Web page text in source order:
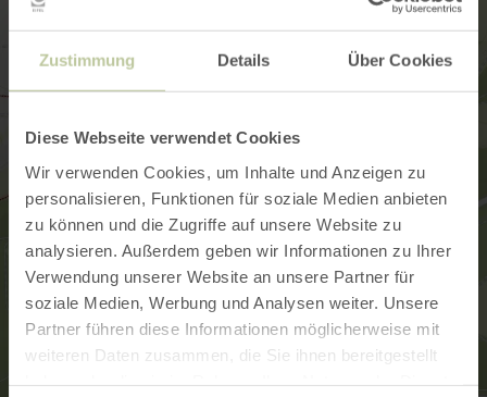
Zustimmung Details Über Cookies
Diese Webseite verwendet Cookies
Wir verwenden Cookies, um Inhalte und Anzeigen zu
personalisieren, Funktionen für soziale Medien anbieten
zu können und die Zugriffe auf unsere Website zu
analysieren. Außerdem geben wir Informationen zu Ihrer
Verwendung unserer Website an unsere Partner für
soziale Medien, Werbung und Analysen weiter. Unsere
Partner führen diese Informationen möglicherweise mit
weiteren Daten zusammen, die Sie ihnen bereitgestellt